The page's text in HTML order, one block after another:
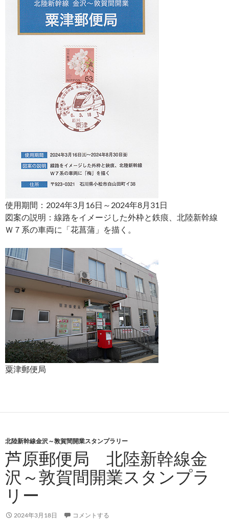
使用期間：2024年3月16日～2024年8月31日
図案の説明：線路をイメージした外枠と鉄痕、北陸新幹線
Ｗ７系の車両に「花菖蒲」を描く。
粟津郵便局
北陸新幹線金沢～敦賀間開業スタンプラリー
芦原郵便局 北陸新幹線金
沢～敦賀間開業スタンプラ
リー
2024年3月18日 コメントする